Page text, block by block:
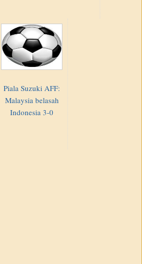
Piala Suzuki AFF:
Malaysia belasah
Indonesia 3-0